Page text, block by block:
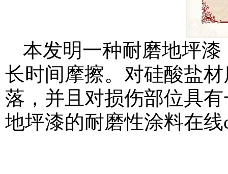
本发明一种耐磨地坪
长时间摩擦。对硅酸盐
落，并且对损伤部位具
地坪漆的耐磨性涂料在线